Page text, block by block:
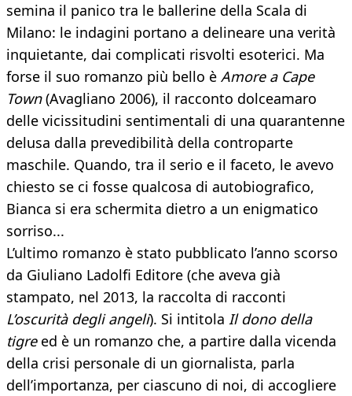
semina il panico tra le ballerine della Scala di
Milano: le indagini portano a delineare una verità
inquietante, dai complicati risvolti esoterici. Ma
forse il suo romanzo più bello è Amore a Cape
Town(Avagliano 2006), il racconto dolceamaro
delle vicissitudini sentimentali di una quarantenne
delusa dalla prevedibilità della controparte
maschile. Quando, tra il serio e il faceto, le avevo
chiesto se ci fosse qualcosa di autobiografico,
Bianca si era schermita dietro a un enigmatico
sorriso...
L’ultimo romanzo è stato pubblicato l’anno scorso
da Giuliano Ladolfi Editore (che aveva già
stampato, nel 2013, la raccolta di racconti
L’oscurità degli angeli). Si intitola Il dono della
tigre ed è un romanzo che, a partire dalla vicenda
della crisi personale di un giornalista, parla
dell’importanza, per ciascuno di noi, di accogliere